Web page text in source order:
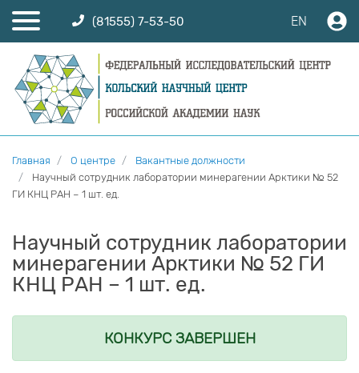
(81555) 7-53-50 EN
Главная О центре
Вакантные должности
Научный сотрудник лаборатории минерагении Арктики № 52
ГИ КНЦ РАН – 1 шт. ед.
Научный сотрудник лаборатории
минерагении Арктики № 52 ГИ
КНЦ РАН – 1 шт. ед.
КОНКУРС ЗАВЕРШЕН